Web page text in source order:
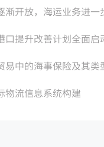
渐开放，海运业务进一
改善计划全面启动，对国际货运
易中的海事保险及其类
物流信息系统构建